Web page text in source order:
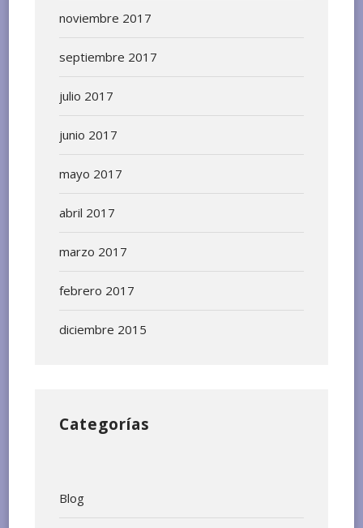
noviembre 2017
septiembre 2017
julio 2017
junio 2017
mayo 2017
abril 2017
marzo 2017
febrero 2017
diciembre 2015
Categorías
Blog